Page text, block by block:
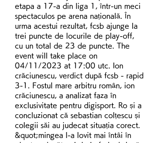
etapa a 17-a din liga 1, într-un meci
spectaculos pe arena națională. În
urma acestui rezultat, fcsb ajunge la
trei puncte de locurile de play-off,
cu un total de 23 de puncte. The
event will take place on
04/11/2023 at 17:00 utc. Ion
crăciunescu, verdict după fcsb - rapid
3-1. Fostul mare arbitru român, ion
crăciunescu, a analizat faza în
exclusivitate pentru digisport. Ro și a
concluzionat că sebastian colțescu și
colegii săi au judecat situația corect.
&quot;mingea l-a lovit mai întâi în